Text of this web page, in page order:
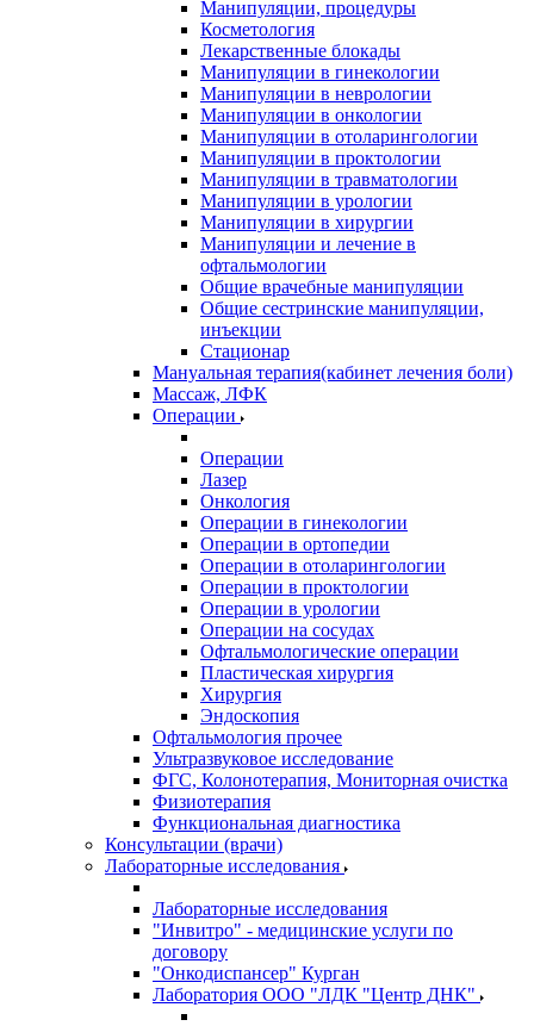
Манипуляции, процедуры
Косметология
Лекарственные блокады
Манипуляции в гинекологии
Манипуляции в неврологии
Манипуляции в онкологии
Манипуляции в отоларингологии
Манипуляции в проктологии
Манипуляции в травматологии
Манипуляции в урологии
Манипуляции в хирургии
Манипуляции и лечение в
офтальмологии
Общие врачебные манипуляции
Общие сестринские манипуляции,
инъекции
Стационар
Мануальная терапия(кабинет лечения боли)
Массаж, ЛФК
Операции
Операции
Лазер
Онкология
Операции в гинекологии
Операции в ортопедии
Операции в отоларингологии
Операции в проктологии
Операции в урологии
Операции на сосудах
Офтальмологические операции
Пластическая хирургия
Хирургия
Эндоскопия
Офтальмология прочее
Ультразвуковое исследование
ФГС, Колонотерапия, Мониторная очистка
Физиотерапия
Функциональная диагностика
Консультации (врачи)
Лабораторные исследования
Лабораторные исследования
"Инвитро" - медицинские услуги по
договору
"Онкодиспансер" Курган
Лаборатория ООО "ЛДК "Центр ДНК"